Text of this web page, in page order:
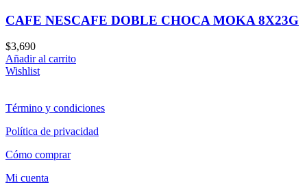
CAFE NESCAFE DOBLE CHOCA MOKA 8X23G
$3,690
Añadir al carrito
Wishlist
Término y condiciones
Política de privacidad
Cómo comprar
Mi cuenta